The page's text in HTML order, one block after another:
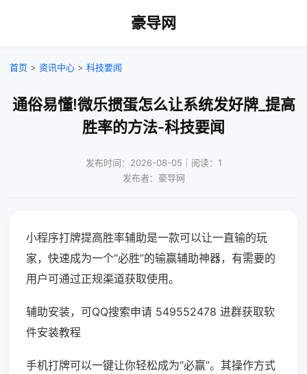
豪导网
首页 > 资讯中心 > 科技要闻
通俗易懂!微乐掼蛋怎么让系统发好牌_提高
胜率的方法-科技要闻
发布时间：2026-08-05｜阅读：1
发布者：豪导网
小程序打牌提高胜率辅助是一款可以让一直输的玩
家，快速成为一个“必胜”的输赢辅助神器，有需要的
用户可通过正规渠道获取使用。
辅助安装，可QQ搜索申请 549552478 进群获取软
件安装教程
手机打牌可以一键让你轻松成为“必赢”。其操作方式